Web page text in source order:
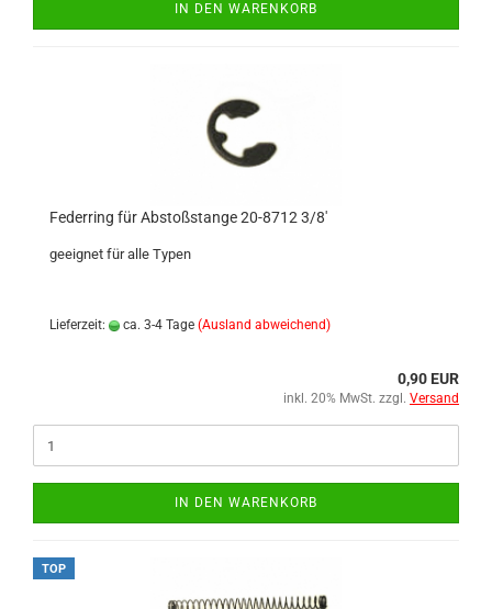
IN DEN WARENKORB
Federring für Abstoßstange 20-8712 3/8'
geeignet für alle Typen
Lieferzeit: ca. 3-4 Tage (Ausland abweichend)
0,90 EUR
inkl. 20% MwSt. zzgl. Versand
IN DEN WARENKORB
TOP